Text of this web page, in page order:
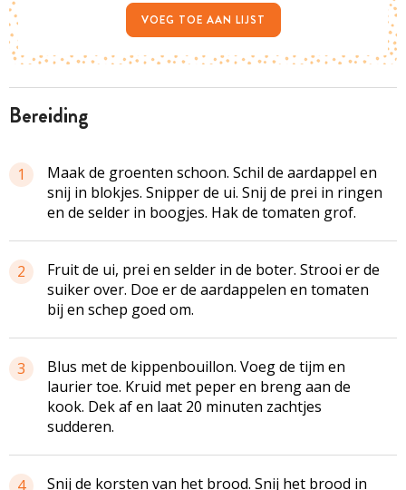
bereiding
1
Maak de groenten schoon. Schil de aardappel en
snij in blokjes. Snipper de ui. Snij de prei in ringen
en de selder in boogjes. Hak de tomaten grof.
2
Fruit de ui, prei en selder in de boter. Strooi er de
suiker over. Doe er de aardappelen en tomaten
bij en schep goed om.
3
Blus met de kippenbouillon. Voeg de tijm en
laurier toe. Kruid met peper en breng aan de
kook. Dek af en laat 20 minuten zachtjes
sudderen.
4 Snij de korsten van het brood. Snij het brood in
VOEG TOE AAN LIJST